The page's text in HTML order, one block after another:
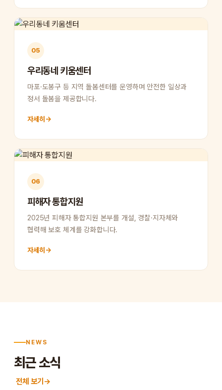
05
우리동네 키움센터
마포·도봉구 등 지역 돌봄센터를 운영하며 안전한 일상과
정서 돌봄을 제공합니다.
자세히 →
06
피해자 통합지원
2025년 피해자 통합지원 본부를 개설, 경찰·지자체와
협력해 보호 체계를 강화합니다.
자세히 →
NEWS
최근 소식
전체 보기→